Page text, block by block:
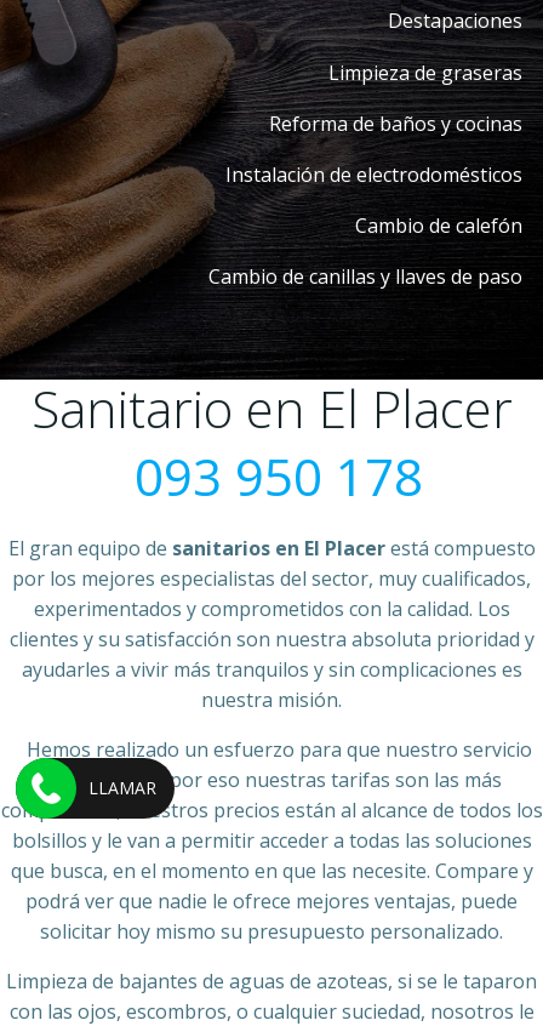
Destapaciones
Limpieza de graseras
Reforma de baños y cocinas
Instalación de electrodomésticos
Cambio de calefón
Cambio de canillas y llaves de paso
Sanitario en El Placer
093 950 178
El gran equipo de sanitarios en El Placerestá compuesto
por los mejores especialistas del sector, muy cualificados,
experimentados y comprometidos con la calidad. Los
clientes y su satisfacción son nuestra absoluta prioridad y
ayudarles a vivir más tranquilos y sin complicaciones es
nuestra misión.
Hemos realizado un esfuerzo para que nuestro servicio
sea accesible, por eso nuestras tarifas son las más
competitivas, nuestros precios están al alcance de todos los
bolsillos y le van a permitir acceder a todas las soluciones
que busca, en el momento en que las necesite. Compare y
podrá ver que nadie le ofrece mejores ventajas, puede
solicitar hoy mismo su presupuesto personalizado.
Limpieza de bajantes de aguas de azoteas, si se le taparon
con las ojos, escombros, o cualquier suciedad, nosotros le
LLAMAR